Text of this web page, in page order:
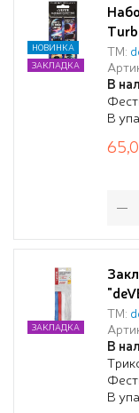
шт в
ТМ:
В
В
НОВИНКА
ЗАКЛАДКА
ТМ:
В
В
ЗАКЛАДКА